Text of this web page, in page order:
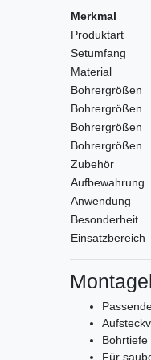
Merkmal
Produktart
Setumfang
Material
Bohrergrößen
Bohrergrößen
Bohrergrößen
Bohrergrößen
Zubehör
Aufbewahrung
Anwendung
Besonderheit
Einsatzbereich
Für